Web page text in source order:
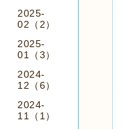
2025-
02（2）
2025-
01（3）
2024-
12（6）
2024-
11（1）